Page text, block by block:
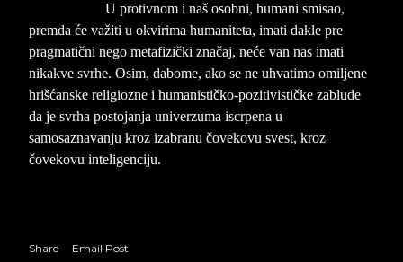
U protivnom i naš osobni, humani smisao,
premda će važiti u okvirima humaniteta, imati dakle pre
pragmatični nego metafizički značaj, neće van nas imati
nikakve svrhe. Osim, dabome, ako se ne uhvatimo omiljene
hrišćanske religiozne i humanističko-pozitivističke zablude
da je svrha postojanja univerzuma iscrpena u
samosaznavanju kroz izabranu čovekovu svest, kroz
čovekovu inteligenciju.
Share Email Post